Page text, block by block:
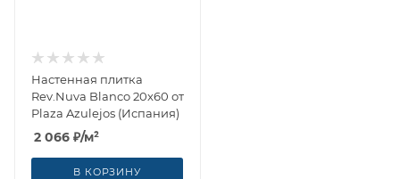
Настенная плитка
Rev.Nuva Blanco 20x60 от
Plaza Azulejos (Испания)
2 066 ₽/м²
В КОРЗИНУ